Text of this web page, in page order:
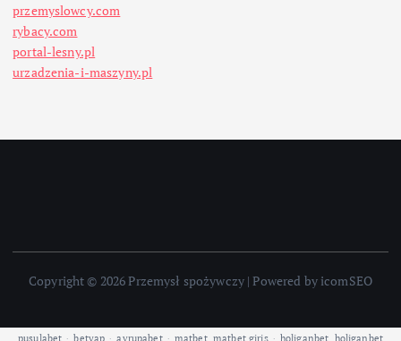
przemyslowcy.com
rybacy.com
portal-lesny.pl
urzadzenia-i-maszyny.pl
Copyright © 2026 Przemysł spożywczy | Powered by icomSEO
pusulabet · betyap · avrupabet · matbet, matbet giriş · holiganbet, holiganbet